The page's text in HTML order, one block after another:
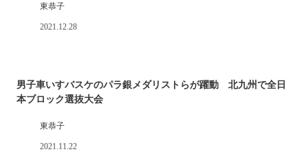
東恭子
2021.12.28
男子車いすバスケのパラ銀メダリストらが躍動 北九州で全日
本ブロック選抜大会
東恭子
2021.11.22